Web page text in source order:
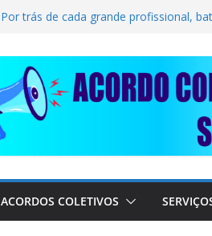
CORRENTE DE SOLIDARIEDADE:
COMPANHEIRO RAIMUNDO DA CAERN!
pai dedicado
📢 ATENÇÃO, TRABALHADORES DO
Sindágua/RN presente em importante
Luiz Marinho!
ELE AVISOU SOBRE A SABESP! 🚨
ACORDOS COLETIVOS